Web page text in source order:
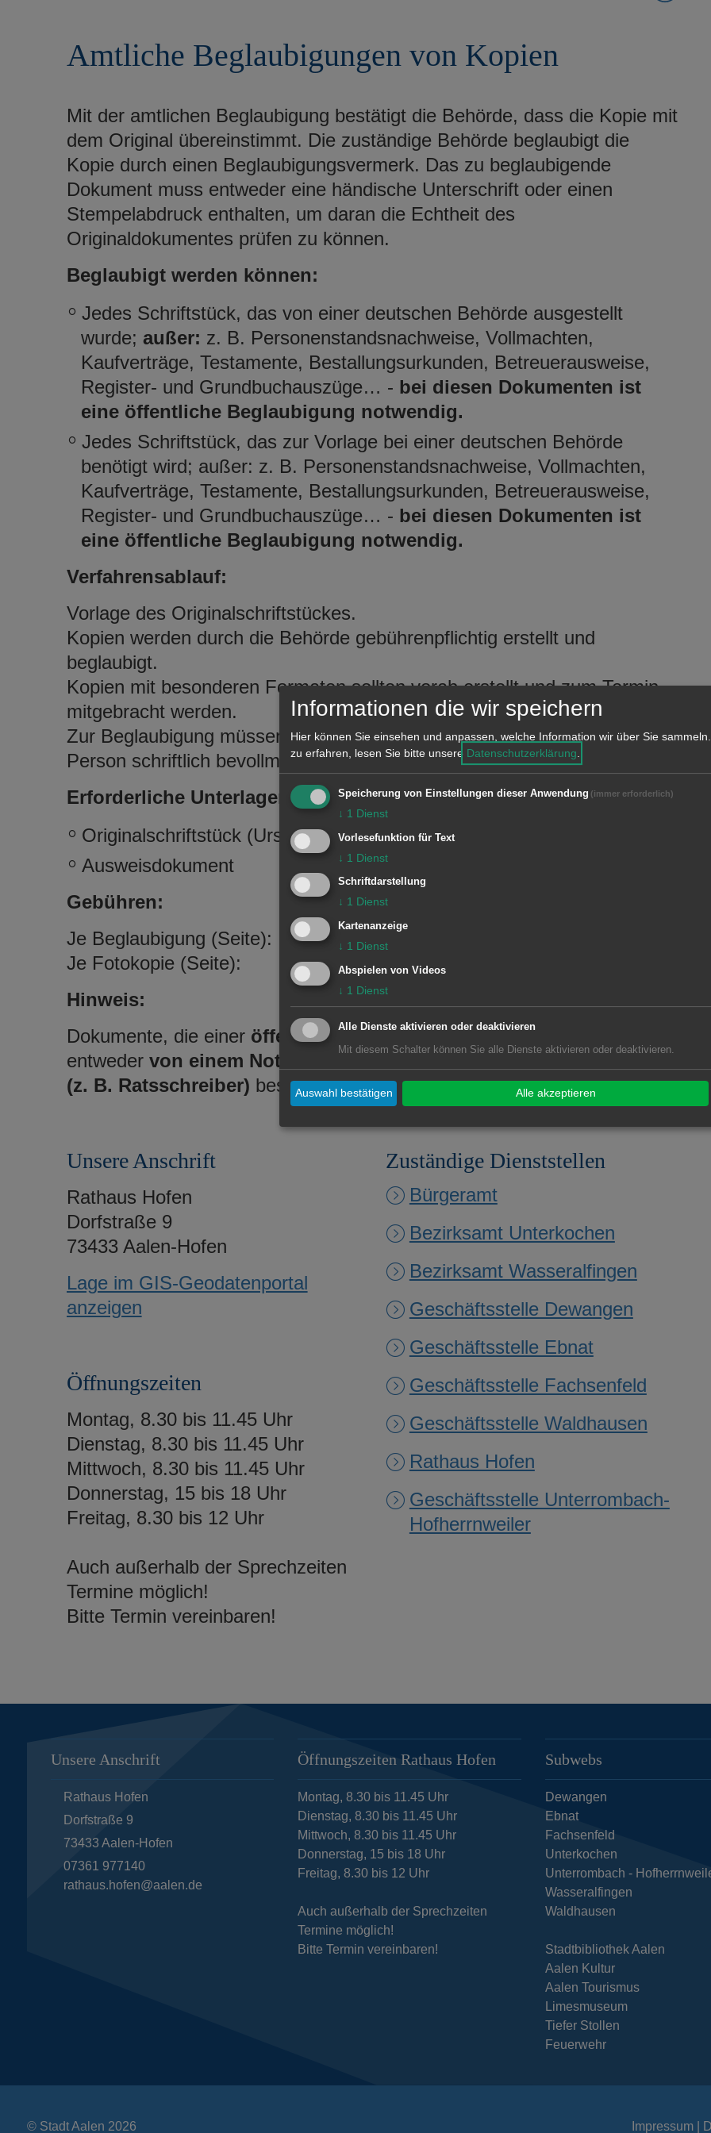
Amtliche Beglaubigungen von Kopien
Mit der amtlichen Beglaubigung bestätigt die Behörde, dass die Kopie mit
dem Original übereinstimmt. Die zuständige Behörde beglaubigt die
Kopie durch einen Beglaubigungsvermerk. Das zu beglaubigende
Dokument muss entweder eine händische Unterschrift oder einen
Stempelabdruck enthalten, um daran die Echtheit des
Originaldokumentes prüfen zu können.
Beglaubigt werden können:
Jedes Schriftstück, das von einer deutschen Behörde ausgestellt
wurde; außer: z. B. Personenstandsnachweise, Vollmachten,
Kaufverträge, Testamente, Bestallungsurkunden, Betreuerausweise,
Register- und Grundbuchauszüge… - bei diesen Dokumenten ist
eine öffentliche Beglaubigung notwendig.
Jedes Schriftstück, das zur Vorlage bei einer deutschen Behörde
benötigt wird; außer: z. B. Personenstandsnachweise, Vollmachten,
Kaufverträge, Testamente, Bestallungsurkunden, Betreuerausweise,
Register- und Grundbuchauszüge… - bei diesen Dokumenten ist
eine öffentliche Beglaubigung notwendig.
Verfahrensablauf:
Vorlage des Originalschriftstückes.
Kopien werden durch die Behörde gebührenpflichtig erstellt und
beglaubigt.
Kopien mit besonderen Formaten sollten vorab erstellt und zum Termin
mitgebracht werden.
Zur Beglaubigung müssen Sie persönlich erscheinen oder eine andere
Person schriftlich bevollmächtigen.
Erforderliche Unterlagen:
Originalschriftstück (Urschrift)
Ausweisdokument
Gebühren:
Je Beglaubigung (Seite): 2,50 Euro
Je Fotokopie (Seite): 0,50 Euro
Hinweis:
Dokumente, die einer öffentlichen Beglaubigungunterliegen, werden
entweder von einem Notar oder einer anderen dazu befugten Stelle
(z. B. Ratsschreiber) bestätigt.
Unsere Anschrift
Rathaus Hofen
Dorfstraße 9
73433 Aalen-Hofen
Lage im GIS-Geodatenportal
anzeigen
Öffnungszeiten
Montag, 8.30 bis 11.45 Uhr
Dienstag, 8.30 bis 11.45 Uhr
Mittwoch, 8.30 bis 11.45 Uhr
Donnerstag, 15 bis 18 Uhr
Freitag, 8.30 bis 12 Uhr
Auch außerhalb der Sprechzeiten
Termine möglich!
Bitte Termin vereinbaren!
Zuständige Dienststellen
Bürgeramt
Bezirksamt Unterkochen
Bezirksamt Wasseralfingen
Geschäftsstelle Dewangen
Geschäftsstelle Ebnat
Geschäftsstelle Fachsenfeld
Geschäftsstelle Waldhausen
Rathaus Hofen
Geschäftsstelle Unterrombach-
Hofherrnweiler
Unsere Anschrift
Rathaus Hofen
Dorfstraße 9
73433 Aalen-Hofen
07361 977140
rathaus.hofen@aalen.de
Öffnungszeiten Rathaus Hofen
Montag, 8.30 bis 11.45 Uhr
Dienstag, 8.30 bis 11.45 Uhr
Mittwoch, 8.30 bis 11.45 Uhr
Donnerstag, 15 bis 18 Uhr
Freitag, 8.30 bis 12 Uhr
Auch außerhalb der Sprechzeiten
Termine möglich!
Bitte Termin vereinbaren!
Subwebs
Dewangen
Ebnat
Fachsenfeld
Unterkochen
Unterrombach -
Wasseralfingen
Waldhausen
Stadtbibliothek Aalen
Aalen Kultur
Aalen Tourismus
Limesmuseum
Tiefer Stollen
Feuerwehr
© Stadt Aalen 2026 Impressum
Informationen die wir speichern
Hier können Sie einsehen und anpassen, welche Information wir über Sie sammeln.
zu erfahren, lesen Sie bitte unsere Datenschutzerklärung
Speicherung von Einstellungen dieser Anwendung (immer erforderlich)
↓ 1 Dienst
Vorlesefunktion für Text
↓ 1 Dienst
Schriftdarstellung
↓ 1 Dienst
Kartenanzeige
↓ 1 Dienst
Abspielen von Videos
↓ 1 Dienst
Alle Dienste aktivieren oder deaktivieren
Mit diesem Schalter können Sie alle Dienste aktivieren oder deaktivieren.
Auswahl bestätigen Alle akzeptieren